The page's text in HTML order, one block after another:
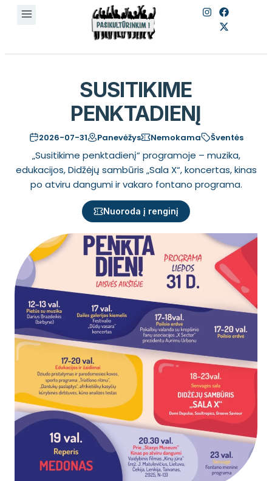
SUSITIKIME
PENKTADIENĮ
2026-07-31 Panevėžys Nemokama Šventės
„Susitikime penktadienį“ programoje – muzika,
edukacijos, Didžėjų sambūris „Sala X“, koncertas, kinas
po atviru dangumi ir vakaro fontano programa.
Nuoroda į renginį